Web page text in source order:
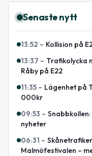
Senaste nytt
13:52 – Kollision på
13:37 – Trafikolycka
Råby på E22
11:35 – Lägenhet på
000kr
09:53 –
nyheter
06:31 –
Malmöfestivalen –